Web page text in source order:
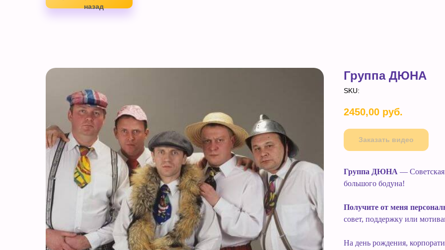
назад
Группа ДЮНА
SKU:
2450,00 руб.
Заказать видео
Группа ДЮНА — Советская
большого бодуна!
Получите от меня
совет, поддержку или
На день рождения,